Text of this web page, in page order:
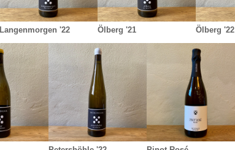
Langenmorgen '22 Ölberg '21 Ölberg '22